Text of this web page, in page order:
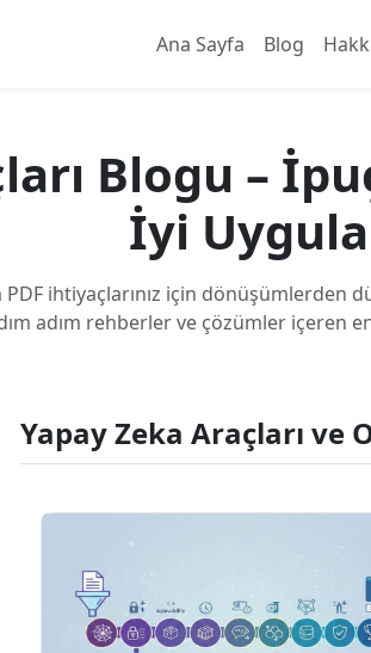
Ana Sayfa Blog
Blogu –
İyi
PDF ihtiyaçlarınız için dönüşümlerden
adım rehberler ve çözümler içeren
Yapay Zeka Araçları ve